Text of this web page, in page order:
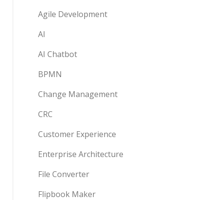
Agile Development
AI
AI Chatbot
BPMN
Change Management
CRC
Customer Experience
Enterprise Architecture
File Converter
Flipbook Maker